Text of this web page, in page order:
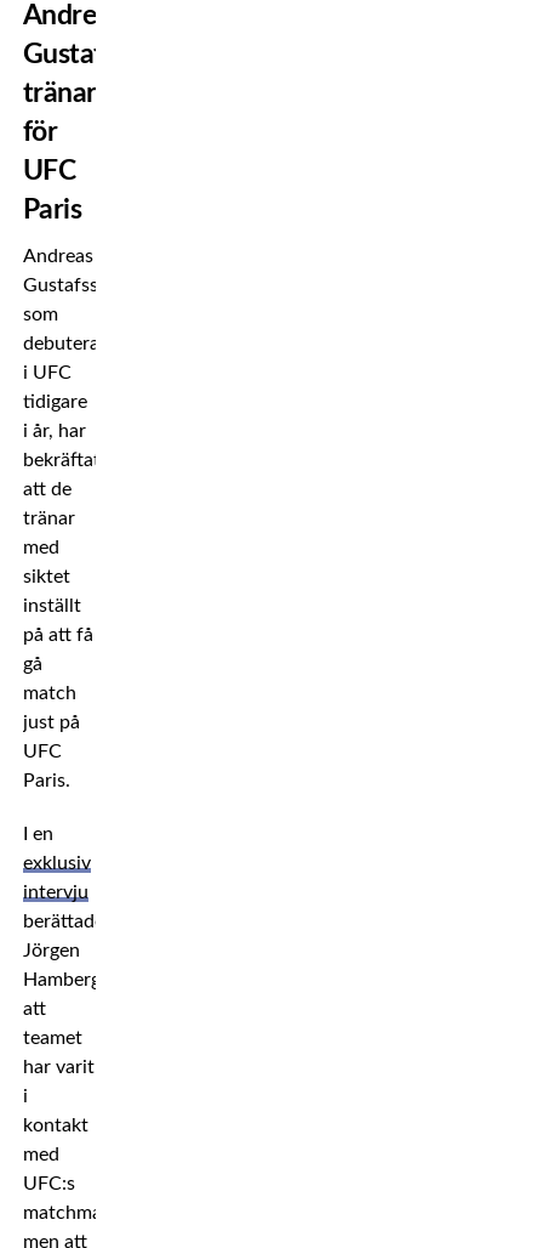
Andreas
Gustafsson
tränar
för
UFC
Paris
Andreas
Gustafsson,
som
debuterade
i UFC
tidigare
i år, har
bekräftat
att de
tränar
med
siktet
inställt
på att få
gå
match
just på
UFC
Paris.
I en
exklusiv
intervju
berättade
Jörgen
Hamberg
att
teamet
har varit
i
kontakt
med
UFC:s
matchmakers,
men att